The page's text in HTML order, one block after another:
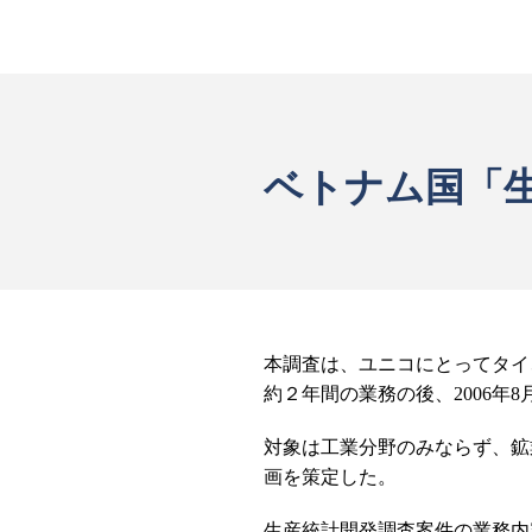
ベトナム国「
本調査は、ユニコにとってタ
約２年間の業務の後、2006年
対象は工業分野のみならず、
画を策定した。